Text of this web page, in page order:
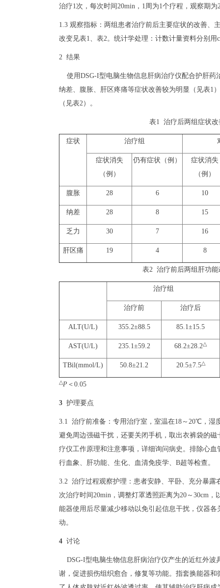
治疗1次，每次时间20min，1周为1个疗程，观察期为
1.3 观察指标：两组患者治疗前后主要症状的改善、
改变见表1、表2。统计学处理：计数计量资料分别用c
2 结果
使用DSG-I型电脑生物信息肝病治疗仪配合护肝药
纳差、腹胀、肝区疼痛等症状改善较为明显（见表1
（见表2）。
表1 治疗后两组症状改
症状 治疗组
症状消失
（例）
仍有症状（例）
症状消失
（例）
腹胀 28 6 10
纳差 28 8 15
乏力 30 7 16
肝区痛 19 4 8
表2 治疗前后两组肝功能
治疗组
治疗前 治疗后
ALT(U/L) 355.2±88.5 85.1±15.5
AST(U/L) 235.1±59.2 68.2±28.2△
TBil(mmol/L) 50.8±21.2 20.5±7.5△
△P ＜0.05
3 护理要点
3.1 治疗前准备：专用治疗室，室温在18～20℃，湿
避免周边强磁干扰，还要关闭手机，取出衣裤袋的
疗仪工作原理和注意事项，详细询问病史。排除心
行血象、肝功能、生化、血清免疫学、B超等检查。
3.2 治疗过程观察护理：患者安静、平卧、充分暴露
次治疗时间20min，调整灯罩透照距离为20～30cm
能器使用后尽量减少移动以免引起信息干扰，仪器
动。
4 讨论
DSG-I型电脑生物信息肝病治疗仪产生的近红外波
谢，促进损伤组织愈合，修复等功能。指套换能器